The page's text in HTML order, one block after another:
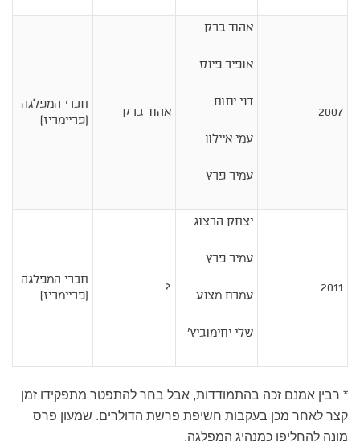
2007
אהוד ברק
אופיר פינס
דני יתום
עמי איילון
עמיר פרץ
אהוד ברק
חברי המפלגה
(פריימריז)
2011
יצחק הרצוג
עמיר פרץ
עמרם מצנע
שלי יחימוביץ'
?
חברי המפלגה
(פריימריז)
* רבין אמנם זכה בהתמודדות, אבל בחר להתפטר מתפקידו זמן
קצר לאחר מכן בעקבות חשיפת פרשת הדולרים. שמעון פרס
מונה להחליפו כמנהיג המפלגה.